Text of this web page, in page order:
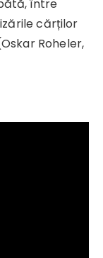
între
cărților
Roheler,